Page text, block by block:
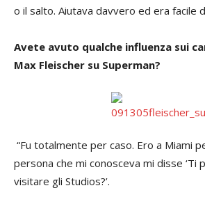
o il salto. Aiutava davvero ed era facile
Avete avuto qualche influenza sui
Max Fleischer su Superman?
“Fu totalmente per caso. Ero a Miami
persona che mi conosceva mi disse ‘Ti
visitare gli Studios?’.